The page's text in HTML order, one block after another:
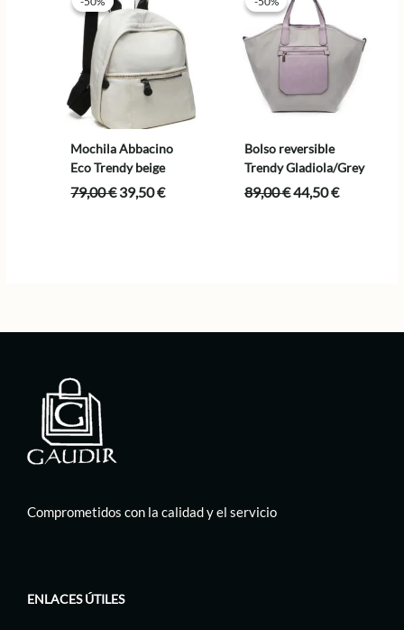
Mochila Abbacino
Eco Trendy beige
79,00€El
39,50€El
Bolso reversible
Trendy Gladiola/Grey
89,00€El
44,50€El
Comprometidos con la calidad y el servicio
ENLACES ÚTILES